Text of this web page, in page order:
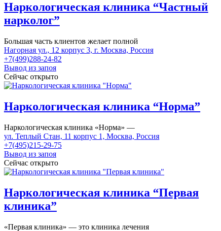
Наркологическая клиника “Частный
нарколог”
Большая часть клиентов желает полной
Нагорная ул., 12 корпус 3, г. Москва, Россия
+7(499)288-24-82
Вывод из запоя
Сейчас открыто
Наркологическая клиника “Норма”
Наркологическая клиника «Норма» —
ул. Теплый Стан, 11 корпус 1, Москва, Россия
+7(495)215-29-75
Вывод из запоя
Сейчас открыто
Наркологическая клиника “Первая
клиника”
«Первая клиника» — это клиника лечения